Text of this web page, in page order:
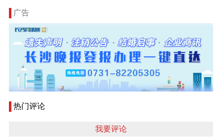
广告
热门评论
我要评论